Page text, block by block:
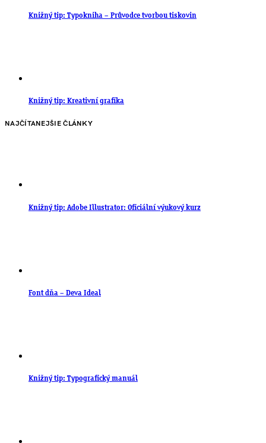
Knižný tip: Typokniha – Průvodce tvorbou tiskovin
Knižný tip: Kreativní grafika
NAJČÍTANEJŠIE ČLÁNKY
Knižný tip: Adobe Illustrator: Oficiální výukový kurz
Font dňa – Deva Ideal
Knižný tip: Typografický manuál